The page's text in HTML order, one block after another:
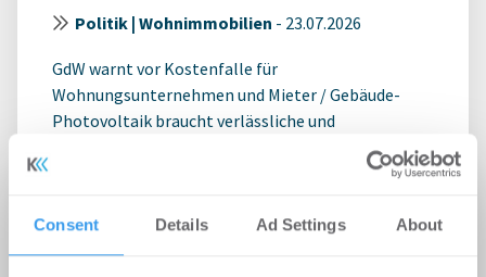
Consent Details Ad Settings About
Politik | Wohnimmobilien - 23.07.2026
GdW warnt vor Kostenfalle für
Wohnungsunternehmen und Mieter / Gebäude-
Photovoltaik braucht verlässliche und